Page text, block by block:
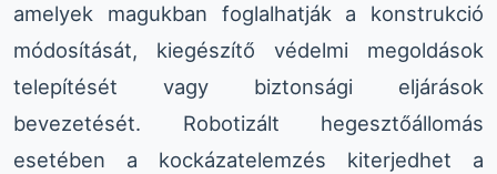
amelyek magukban foglalhatják a konstrukció
módosítását, kiegészítő védelmi megoldások
telepítését vagy biztonsági eljárások
bevezetését. Robotizált hegesztőállomás
esetében a kockázatelemzés kiterjedhet a